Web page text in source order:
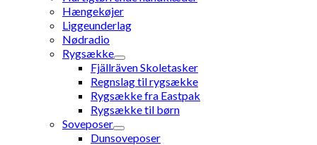
Hængekøjer
Liggeunderlag
Nødradio
Rygsække
Fjällräven Skoletasker
Regnslag til rygsække
Rygsække fra Eastpak
Rygsække til børn
Soveposer
Dunsoveposer